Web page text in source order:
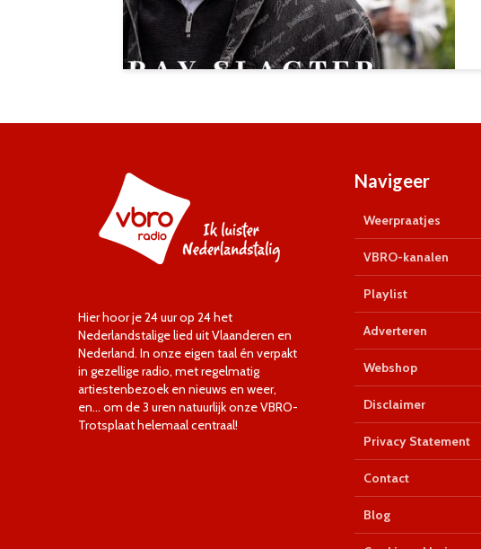
Hier hoor je 24 uur op 24 het
Nederlandstalige lied uit Vlaanderen en
Nederland. In onze eigen taal én verpakt
in gezellige radio, met regelmatig
artiestenbezoek en nieuws en weer,
en… om de 3 uren natuurlijk onze VBRO-
Trotsplaat helemaal centraal!
Navigeer
Weerpraatjes
VBRO-kanalen
Playlist
Adverteren
Webshop
Disclaimer
Privacy Statement
Contact
Blog